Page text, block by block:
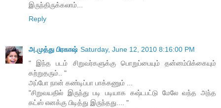
இருந்திருக்கலாம்...
Reply
அ.முத்து பிரகாஷ் Saturday, June 12, 2010 8:16:00 PM
" இந்த படம் சிறுவர்களுக்கு பொறுப்பையும் தன்னம்பிக்கையும்
கற்றுதரும்.. "
அப்போ நான் கண்டிப்பா பாக்கணும் ...
"சிறுவயதில் இருந்து படி படியாக கஷ்டபட்டு மேலே வந்த அந்த
கட்ஸ் எனக்கு பிடித்து இருந்தது.... "